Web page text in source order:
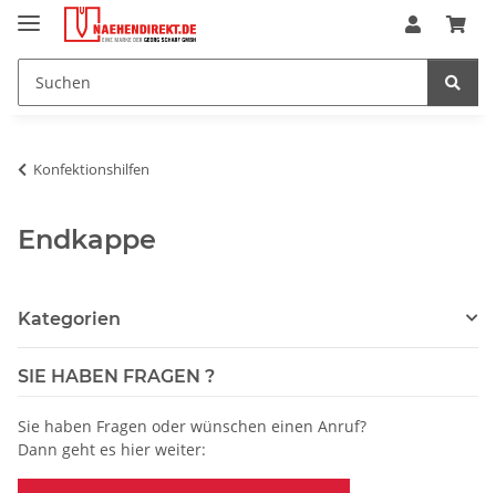
Konfektionshilfen
Endkappe
Kategorien
SIE HABEN FRAGEN ?
Sie haben Fragen oder wünschen einen Anruf?
Dann geht es hier weiter: